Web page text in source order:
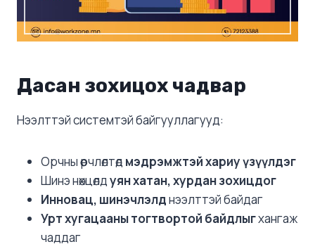
Дасан зохицох чадвар
Нээлттэй системтэй байгууллагууд:
Орчны өөрчлөлтөд мэдрэмжтэй хариу үзүүлдэг
Шинэ нөхцөлдуян хатан, хурдан зохицдог
Инновац, шинэчлэлднээлттэй байдаг
Урт хугацааны тогтвортой байдлыгхангаж
чаддаг